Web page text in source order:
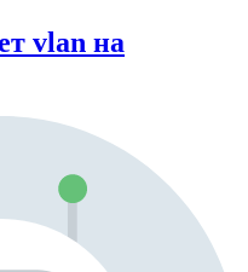
vlan на